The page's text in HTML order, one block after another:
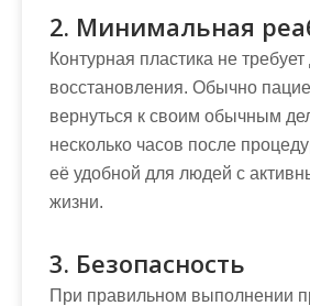
2. Минимальная
Контурная пластика не требует
восстановления. Обычно
вернуться к своим обычным
несколько часов после
её удобной для людей с
жизни.
3. Безопасность
При правильном выполнении